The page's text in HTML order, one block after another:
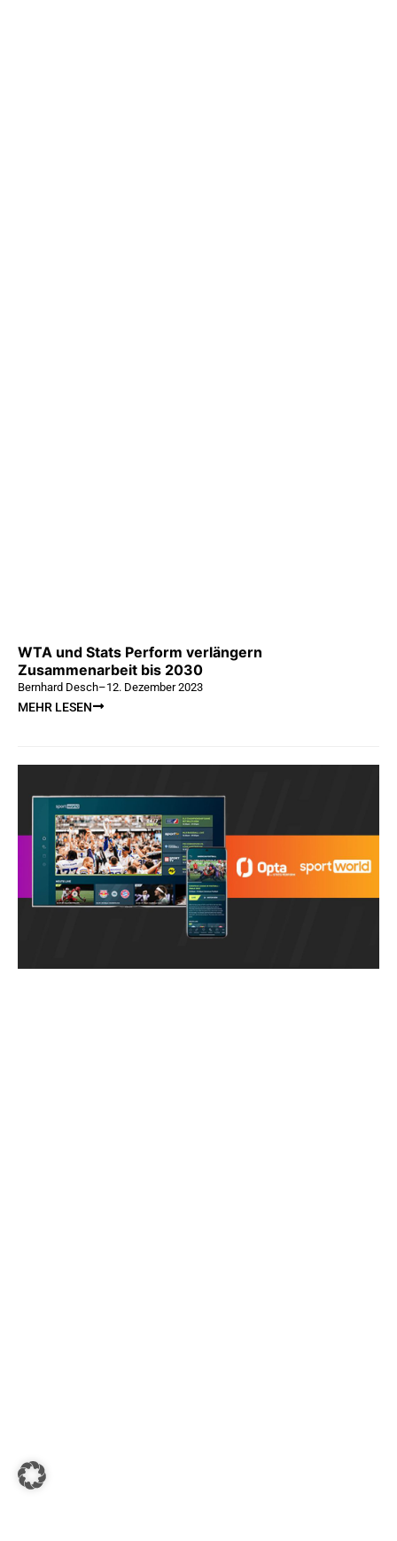
WTA und Stats Perform verlängern
Zusammenarbeit bis 2030
Bernhard Desch–12. Dezember 2023
MEHR LESEN